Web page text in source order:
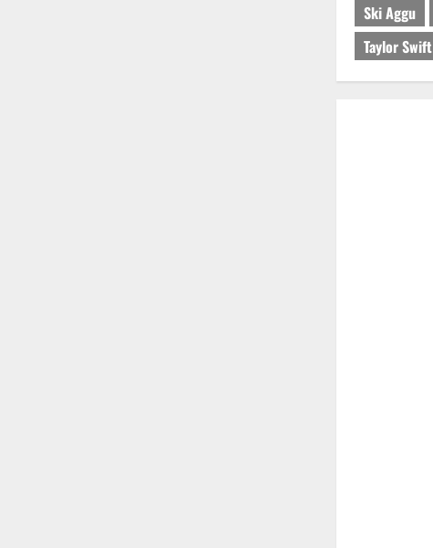
Ski Aggu
Taylor Swift